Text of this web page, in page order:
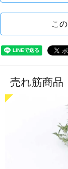
こ
売れ筋商品